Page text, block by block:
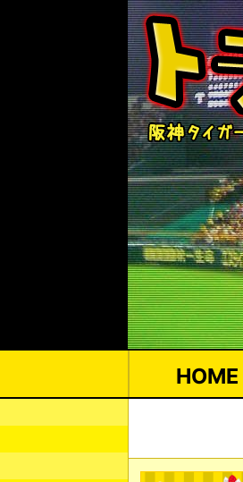
HOME